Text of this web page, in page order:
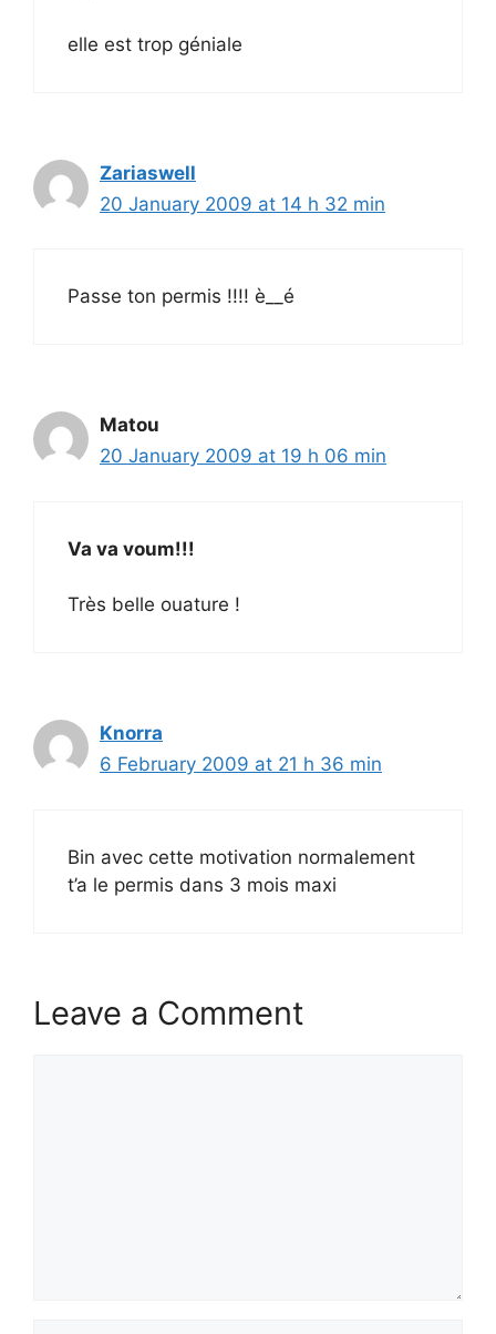
elle est trop géniale
Zariaswell
20 January 2009 at 14 h 32 min
Passe ton permis !!!! è__é
Matou
20 January 2009 at 19 h 06 min
Va va voum!!!
Très belle ouature !
Knorra
6 February 2009 at 21 h 36 min
Bin avec cette motivation normalement
t’a le permis dans 3 mois maxi
Leave a Comment